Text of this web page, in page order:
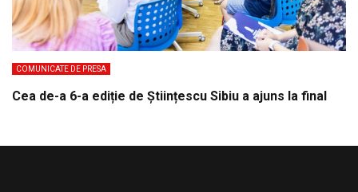
COMUNICATE DE PRESA
Cea de-a 6-a ediție de Științescu Sibiu a ajuns la final